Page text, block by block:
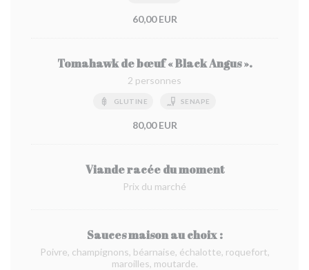
60,00 EUR
Tomahawk de bœuf « Black Angus ».
2 personnes
GLUTINE SENAPE
80,00 EUR
Viande racée du moment
Prix du marché
Sauces maison au choix :
Poivre, champignons, béarnaise, échalotte, roquefort,
maroilles, moutarde.